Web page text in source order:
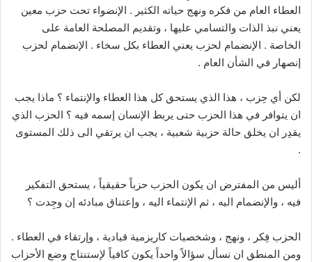
العطاء العام من فكره ونهج حياته الكثير . الإنضواء تحت حزب معين
يعني نبذ الذات والتسامي عليها ، وتقديم المصلحة العامة على
الخاصة . الإنضمام لحزب يعني العطاء بكل سخاء . الإنضمام لحزب
إنصهار في الشأن العام .
لكن أي حِزب ، هذا الذي يستحق كل هذا العطاء والإنتماء ؟ ماذا يجب
ان يتوافر في هذا الحزب حتى يربط الإنسان إسمه فيه ؟ الحزب الذي
يقدِر ان يخلق حالة حزبية شعبية ، يجب ان يرتقي الى ذلك المستوى
.
أليس من المفترض ان يكون الحزب حزباً حقيقياً ، يستحق التفكير
فيه ، والإنضمام اليه ، ثم الإنتماء اليه ، وإعتناق مبادئه إن وجِدت ؟
الحزب فِكر ، ونهج ، وشخصيات كاريزمية قيادية ، وإرتقاء في العطاء .
ومن المنطق ان نسأل سؤالاً واحداً يكون كافياً لإستنتاج وضع الأحزاب